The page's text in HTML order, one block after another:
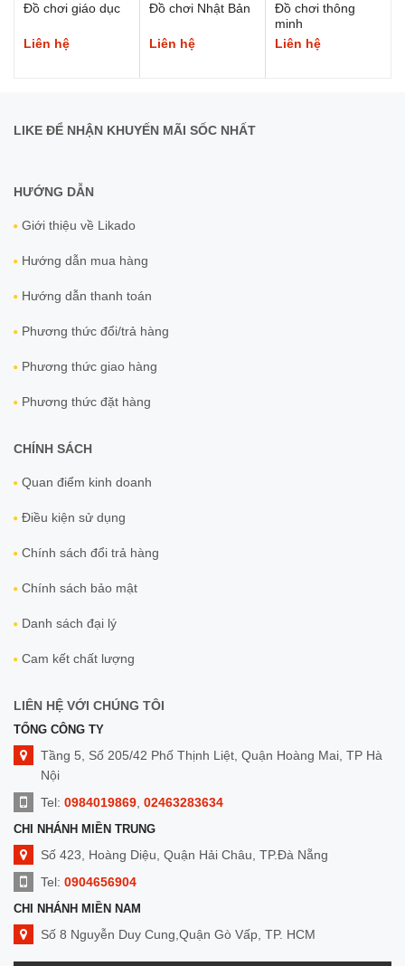
Đồ chơi giáo dục
Liên hệ
Đồ chơi Nhật Bản
Liên hệ
Đồ chơi thông
minh
Liên hệ
LIKE ĐỂ NHẬN KHUYẾN MÃI SỐC NHẤT
HƯỚNG DẪN
Giới thiệu về Likado
Hướng dẫn mua hàng
Hướng dẫn thanh toán
Phương thức đổi/trả hàng
Phương thức giao hàng
Phương thức đặt hàng
CHÍNH SÁCH
Quan điểm kinh doanh
Điều kiện sử dụng
Chính sách đổi trả hàng
Chính sách bảo mật
Danh sách đại lý
Cam kết chất lượng
LIÊN HỆ VỚI CHÚNG TÔI
TỔNG CÔNG TY
Tầng 5, Số 205/42 Phố Thịnh Liệt, Quận Hoàng Mai, TP Hà
Nội
Tel: 0984019869 02463283634
CHI NHÁNH MIỀN TRUNG
Số 423, Hoàng Diệu, Quận Hải Châu, TP.Đà Nẵng
Tel: 0904656904
CHI NHÁNH MIỀN NAM
Số 8 Nguyễn Duy Cung,Quận Gò Vấp, TP. HCM
Tel:0909014299